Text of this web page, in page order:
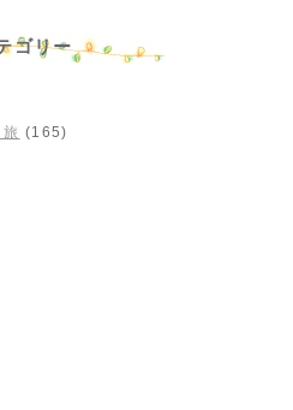
ゴリー
(165)